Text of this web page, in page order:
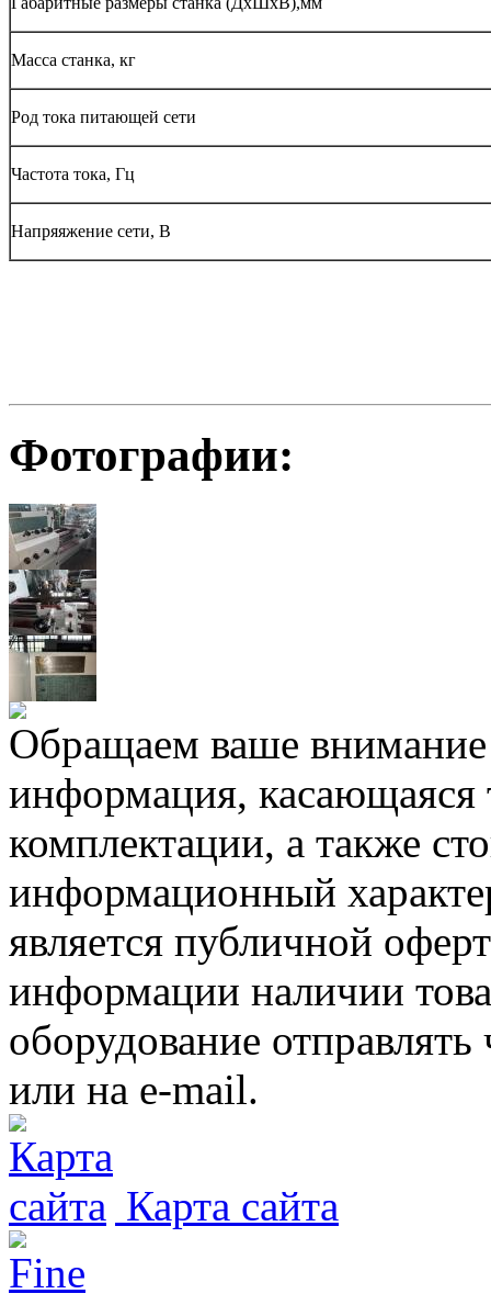
Масса станка, кг
Род тока питающей сети
Частота тока, Гц
Напряяжение сети, В
Фотографии:
Обращаем ваше внимание
информация, касающаяся
комплектации, а также
информационный
является публичной
информации наличии
оборудование
или на e-mail.
Карта сайта